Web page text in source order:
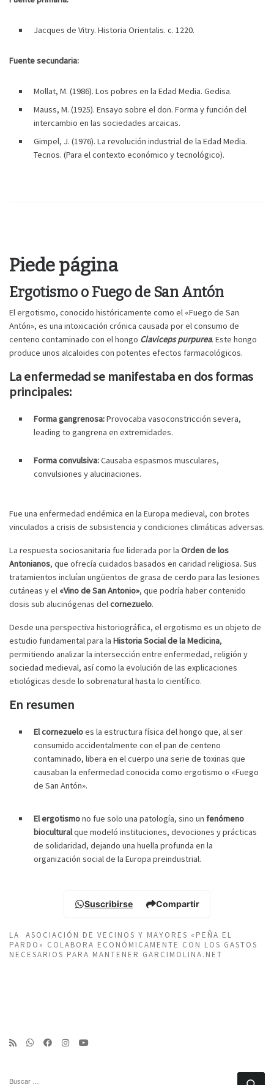
Jacques de Vitry. Historia Orientalis. c. 1220.
Fuente secundaria:
Mollat, M. (1986). Los pobres en la Edad Media. Gedisa.
Mauss, M. (1925). Ensayo sobre el don. Forma y función del
intercambio en las sociedades arcaicas.
Gimpel, J. (1976). La revolución industrial de la Edad Media.
Tecnos. (Para el contexto económico y tecnológico).
Piede página
Ergotismo o Fuego de San Antón
El ergotismo, conocido históricamente como el «Fuego de San
Antón», es una intoxicación crónica causada por el consumo de
centeno contaminado con el hongo Claviceps purpurea. Este hongo
produce unos alcaloides con potentes efectos farmacológicos.
La enfermedad se manifestaba en dos formas
principales:
Forma gangrenosa:Provocaba vasoconstricción severa,
leading to gangrena en extremidades.
Forma convulsiva:Causaba espasmos musculares,
convulsiones y alucinaciones.
Fue una enfermedad endémica en la Europa medieval, con brotes
vinculados a crisis de subsistencia y condiciones climáticas adversas.
La respuesta sociosanitaria fue liderada por la Orden de los
Antonianos, que ofrecía cuidados basados en caridad religiosa. Sus
tratamientos incluían ungüentos de grasa de cerdo para las lesiones
cutáneas y el «Vino de San Antonio», que podría haber contenido
dosis sub alucinógenas delcornezuelo.
Desde una perspectiva historiográfica, el ergotismo es un objeto de
estudio fundamental para la Historia Social de la Medicina,
permitiendo analizar la intersección entre enfermedad, religión y
sociedad medieval, así como la evolución de las explicaciones
etiológicas desde lo sobrenatural hasta lo científico.
En resumen
El cornezueloes la estructura física del hongo que, al ser
consumido accidentalmente con el pan de centeno
contaminado, libera en el cuerpo una serie de toxinas que
causaban la enfermedad conocida como ergotismo o «Fuego
de San Antón».
El ergotismono fue solo una patología, sino un fenómeno
bioculturalque modeló instituciones, devociones y prácticas
de solidaridad, dejando una huella profunda en la
organización social de la Europa preindustrial.
Suscribirse Compartir
LA ASOCIACIÓN DE VECINOS Y MAYORES «PEÑA EL
PARDO» COLABORA ECONÓMICAMENTE CON LOS GASTOS
NECESARIOS PARA MANTENER GARCIMOLINA.NET